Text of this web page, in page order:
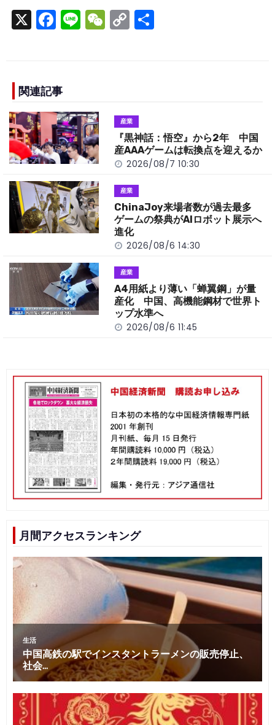
X F
a
e
b
o
o
k
Li
n
W
e
C
o
n
k
関連記事
産業
『黒神話：悟空』から2年 中国
産AAAゲームは転換点を迎えるか
2026/08/7 10:30
産業
ChinaJoy来場者数が過去最多
ゲームの祭典がAIロボット展示へ
進化
2026/08/6 14:30
産業
A4用紙より薄い「蝉翼鋼」が量
産化 中国、高機能鋼材で世界ト
ップ水準へ
2026/08/6 11:45
月間アクセスランキング